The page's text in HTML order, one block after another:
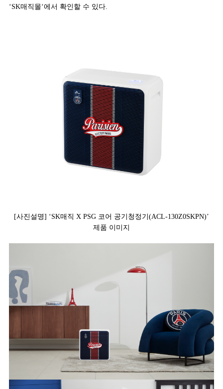
‘SK매직몰‘에서 확인할 수 있다.
[사진설명] ‘SK매직 X PSG 코어 공기청정기(ACL-130Z0SKPN)’
제품 이미지